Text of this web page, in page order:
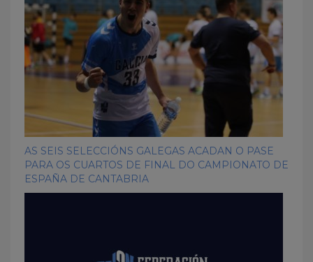
AS SEIS SELECCIÓNS GALEGAS ACADAN O PASE
PARA OS CUARTOS DE FINAL DO CAMPIONATO DE
ESPAÑA DE CANTABRIA